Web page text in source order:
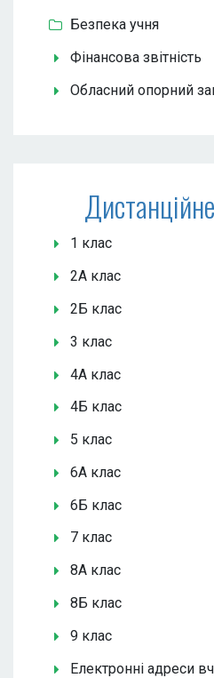
Безпека учня
Фінансова звітність
Обласний опорний
1 клас
2А клас
2Б клас
3 клас
4А клас
4Б клас
5 клас
6А клас
6Б клас
7 клас
8А клас
8Б клас
9 клас
Електронні адреси